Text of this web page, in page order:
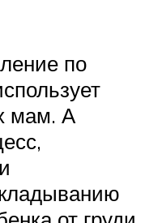
по
мам. А